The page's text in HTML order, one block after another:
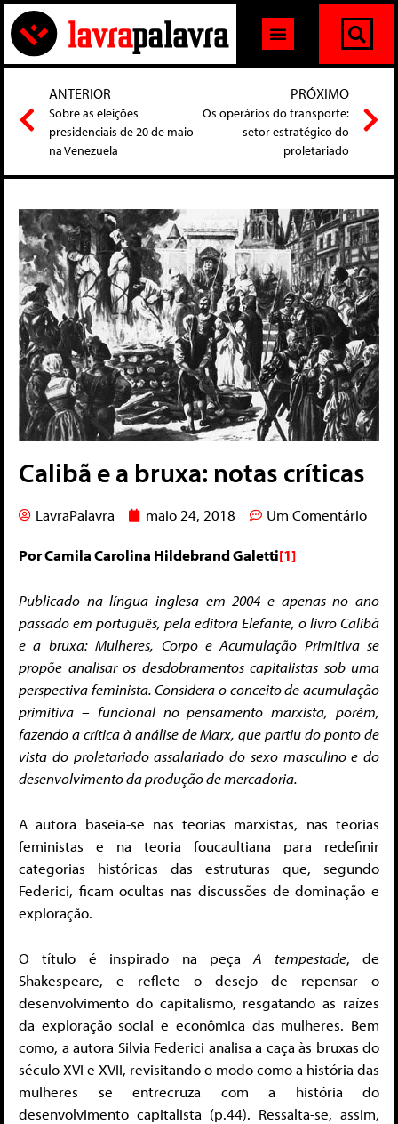
ANTERIOR
Sobre as eleições
presidenciais de 20 de maio
na Venezuela
PRÓXIMO
Os operários do transporte:
setor estratégico do
proletariado
Calibã e a bruxa: notas críticas
LavraPalavra maio 24, 2018 Um Comentário
Por Camila Carolina Hildebrand Galetti[1]
Publicado na língua inglesa em 2004 e apenas no ano
passado em português, pela editora Elefante, o livro Calibã
e a bruxa: Mulheres, Corpo e Acumulação Primitiva se
propõe analisar os desdobramentos capitalistas sob uma
perspectiva feminista. Considera o conceito de acumulação
primitiva – funcional no pensamento marxista, porém,
fazendo a crítica à análise de Marx, que partiu do ponto de
vista do proletariado assalariado do sexo masculino e do
desenvolvimento da produção de mercadoria.
A autora baseia-se nas teorias marxistas, nas teorias
feministas e na teoria foucaultiana para redefinir
categorias históricas das estruturas que, segundo
Federici, ficam ocultas nas discussões de dominação e
exploração.
O título é inspirado na peçaA tempestade, de
Shakespeare, e reflete o desejo de repensar o
desenvolvimento do capitalismo, resgatando as raízes
da exploração social e econômica das mulheres. Bem
como, a autora Silvia Federici analisa a caça às bruxas do
século XVI e XVII, revisitando o modo como a história das
mulheres se entrecruza com a história do
desenvolvimento capitalista (p.44). Ressalta-se, assim,